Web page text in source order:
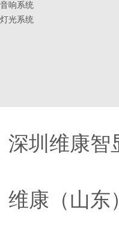
音响系统
灯光系统
深圳维康
维康（山